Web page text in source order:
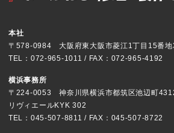
本社
〒578-0984 大阪府東大阪市菱江1丁目15番地
TEL：072-965-1011 / FAX：072-965-4192
横浜事務所
〒224-0053 神奈川県横浜市都筑区池辺町
リヴィエールKYK 302
TEL：045-507-8811 / FAX：045-507-8722